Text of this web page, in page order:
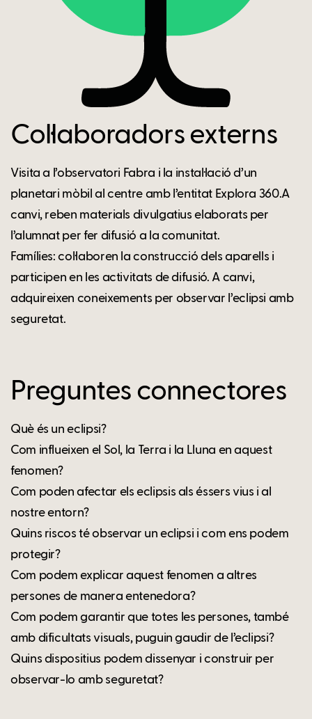
Col·laboradors externs
Visita a l’observatori Fabra i la instal·lació d’un
planetari mòbil al centre amb l’entitat Explora 360.A
canvi, reben materials divulgatius elaborats per
l’alumnat per fer difusió a la comunitat.
Famílies: col·laboren la construcció dels aparells i
participen en les activitats de difusió. A canvi,
adquireixen coneixements per observar l’eclipsi amb
seguretat.
Preguntes connectores
Què és un eclipsi?
Com influeixen el Sol, la Terra i la Lluna en aquest
fenomen?
Com poden afectar els eclipsis als éssers vius i al
nostre entorn?
Quins riscos té observar un eclipsi i com ens podem
protegir?
Com podem explicar aquest fenomen a altres
persones de manera entenedora?
Com podem garantir que totes les persones, també
amb dificultats visuals, puguin gaudir de l’eclipsi?
Quins dispositius podem dissenyar i construir per
observar-lo amb seguretat?